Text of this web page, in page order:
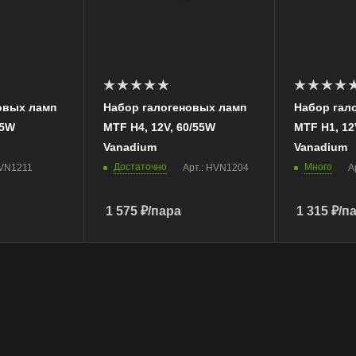
ламп
Яркость, Лм
991/690
температура, K
5000
Набор галогеновых ламп
MTF Н4, 12V, 60/55W
Vanadium
Достаточно Арт.: HVN1204
1 575 ₽/пара
Яркость, Лм
776
5000
Набор
MTF Н1,
Vanadium
Много
1 315₽/